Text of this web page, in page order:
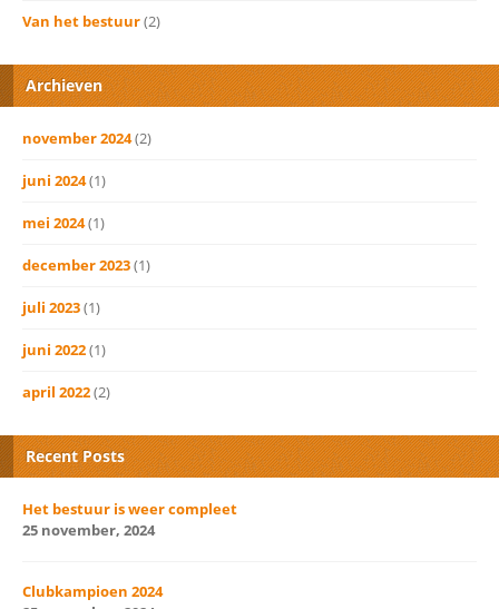
Van het bestuur(2)
Archieven
november 2024(2)
juni 2024(1)
mei 2024(1)
december 2023(1)
juli 2023(1)
juni 2022(1)
april 2022(2)
Recent Posts
Het bestuur is weer compleet
25 november, 2024
Clubkampioen 2024